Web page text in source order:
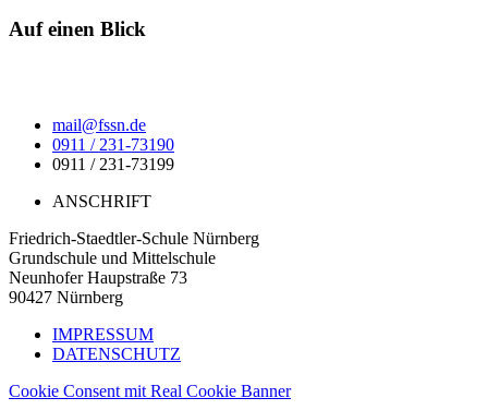
Auf einen Blick
mail@fssn.de
0911 / 231-73190
0911 / 231-73199
ANSCHRIFT
Friedrich-Staedtler-Schule Nürnberg
Grundschule und Mittelschule
Neunhofer Haupstraße 73
90427 Nürnberg
IMPRESSUM
DATENSCHUTZ
Cookie Consent mit Real Cookie Banner